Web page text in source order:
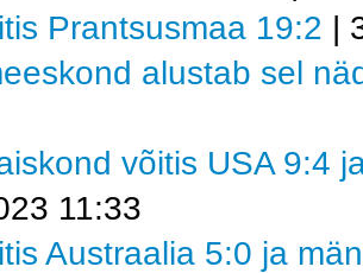
Prantsusmaa 19:2 |
alustab sel
võitis USA 9:4
11:33
Austraalia 5:0 ja